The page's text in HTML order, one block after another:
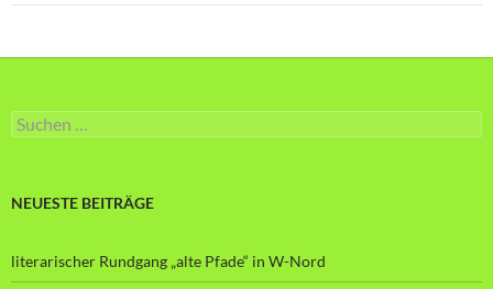
Suche
nach:
NEUESTE BEITRÄGE
literarischer Rundgang „alte Pfade“ in W-Nord